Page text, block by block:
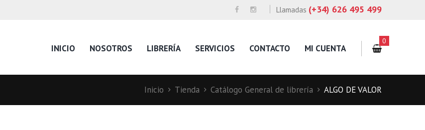
Llamadas (+34) 626 495 499
INICIO NOSOTROS LIBRERÍA SERVICIOS CONTACTO MI CUENTA
0
Inicio Tienda Catálogo General de librería ALGO DE VALOR